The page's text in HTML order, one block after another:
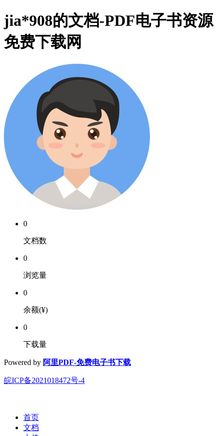
jia*908的文档-PDF电子书资源
免费下载网
0
文档数
0
浏览量
0
余额(¥)
0
下载量
Powered by 阿里PDF-免费电子书下载
皖ICP备2021018472号-4
首页
文档